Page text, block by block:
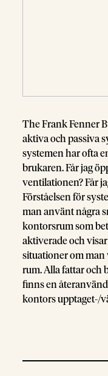
The Frank Fenner
aktiva och passiva
systemen har ofta
brukaren. Får jag
ventilationen? Får
Förståelsen för
man använt några
kontorsrum som
aktiverade och
situationer om man
rum. Alla fattar och
finns en
kontors upptaget-/